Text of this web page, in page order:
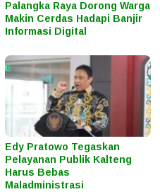
Palangka Raya Dorong Warga
Makin Cerdas Hadapi Banjir
Informasi Digital
Edy Pratowo Tegaskan
Pelayanan Publik Kalteng
Harus Bebas
Maladministrasi